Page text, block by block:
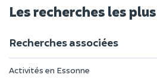
Les recherches les
Recherches associées
Activités en Essonne